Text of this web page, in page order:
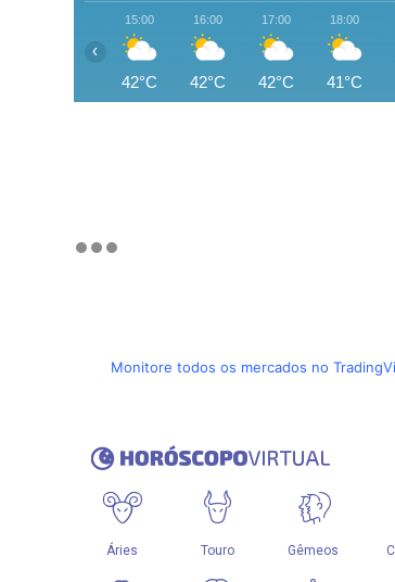
15:00
42°C
16:00
42°C
17:00
42°C
18:00
41°C
‹
Monitore todos os mercados no